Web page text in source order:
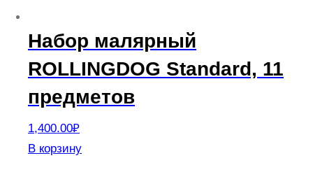
Набор малярный
ROLLINGDOG Standard, 11
предметов
1,400.00₽
В корзину